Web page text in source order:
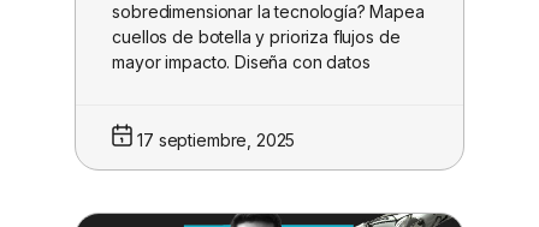
sobredimensionar la tecnología? Mapea
cuellos de botella y prioriza flujos de
mayor impacto. Diseña con datos
17 septiembre, 2025